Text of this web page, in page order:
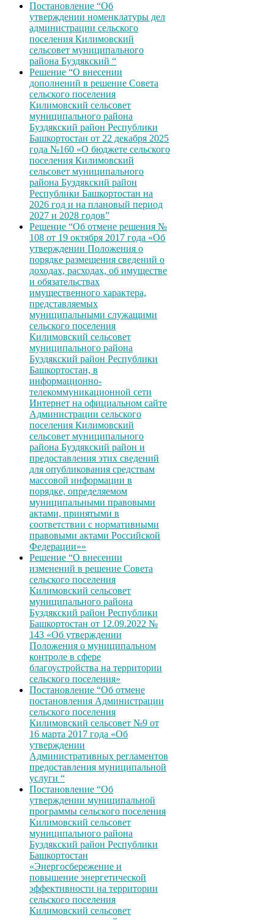
Постановление “Об
утверждении номенклатуры дел
администрации сельского
поселения Килимовский
сельсовет муниципального
района Буздякский “
Решение “О внесении
дополнений в решение Совета
сельского поселения
Килимовский сельсовет
муниципального района
Буздякский район Республики
Башкортостан от 22 декабря 2025
года №160 «О бюджете сельского
поселения Килимовский
сельсовет муниципального
района Буздякский район
Республики Башкортостан на
2026 год и на плановый период
2027 и 2028 годов”
Решение “Об отмене решения №
108 от 19 октября 2017 года «Об
утверждении Положения о
порядке размещения сведений о
доходах, расходах, об имуществе
и обязательствах
имущественного характера,
представляемых
муниципальными служащими
сельского поселения
Килимовский сельсовет
муниципального района
Буздякский район Республики
Башкортостан, в
информационно-
телекоммуникационной сети
Интернет на официальном сайте
Администрации сельского
поселения Килимовский
сельсовет муниципального
района Буздякский район и
предоставления этих сведений
для опубликования средствам
массовой информации в
порядке, определяемом
муниципальными правовыми
актами, принятыми в
соответствии с нормативными
правовыми актами Российской
Федерации»»
Решение “О внесении
изменений в решение Совета
сельского поселения
Килимовский сельсовет
муниципального района
Буздякский район Республики
Башкортостан от 12.09.2022 №
143 «Об утверждении
Положения о муниципальном
контроле в сфере
благоустройства на территории
сельского поселения»
Постановление “Об отмене
постановления Администрации
сельского поселения
Килимовский сельсовет №9 от
16 марта 2017 года «Об
утверждении
Административных регламентов
предоставления муниципальной
услуги “
Постановление “Об
утверждении муниципальной
программы сельского поселения
Килимовский сельсовет
муниципального района
Буздякский район Республики
Башкортостан
«Энергосбережение и
повышение энергетической
эффективности на территории
сельского поселения
Килимовский сельсовет